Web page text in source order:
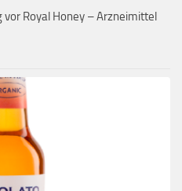
Royal Honey – Arzneimittel